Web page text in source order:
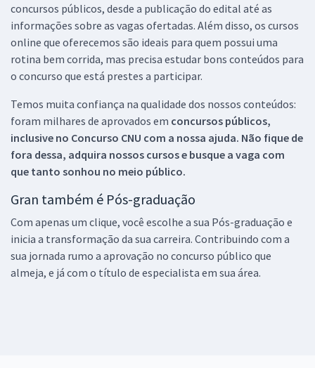
concursos públicos, desde a publicação do edital até as
informações sobre as vagas ofertadas. Além disso, os cursos
online que oferecemos são ideais para quem possui uma
rotina bem corrida, mas precisa estudar bons conteúdos para
o concurso que está prestes a participar.
Temos muita confiança na qualidade dos nossos conteúdos:
foram milhares de aprovados em concursos públicos,
inclusive no Concurso CNU com a nossa ajuda. Não fique de
fora dessa, adquira nossos cursos e busque a vaga com
que tanto sonhou no meio público.
Gran também é Pós-graduação
Com apenas um clique, você escolhe a sua Pós-graduação e
inicia a transformação da sua carreira. Contribuindo com a
sua jornada rumo a aprovação no concurso público que
almeja, e já com o título de especialista em sua área.